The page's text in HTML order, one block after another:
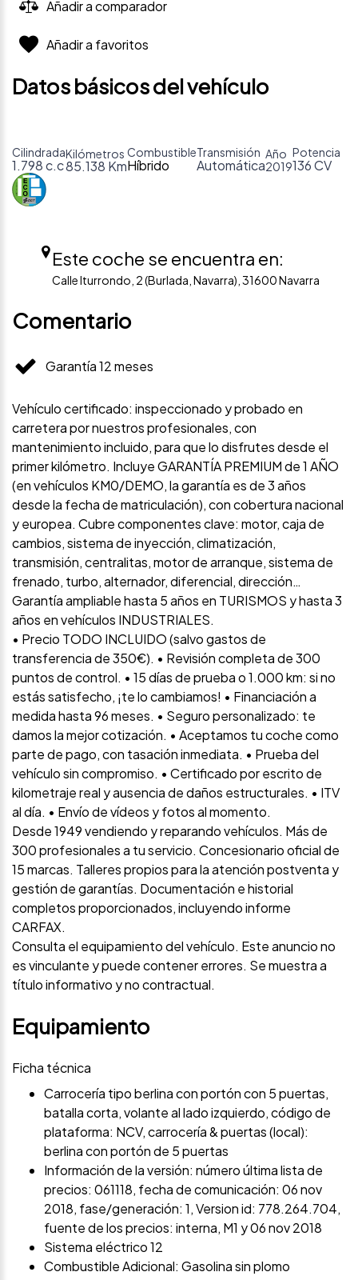
Añadir a comparador
Añadir a favoritos
Datos básicos del vehículo
Cilindrada
1.798 c.c
Kilómetros
85.138 Km
Combustible
Híbrido
Transmisión
Automática
Año
2019
Potencia
136 CV
Este coche se encuentra en:
Calle Iturrondo, 2 (Burlada, Navarra), 31600 Navarra
Comentario
Garantía 12 meses
Vehículo certificado: inspeccionado y probado en
carretera por nuestros profesionales, con
mantenimiento incluido, para que lo disfrutes desde el
primer kilómetro. Incluye GARANTÍA PREMIUM de 1 AÑO
(en vehículos KM0/DEMO, la garantía es de 3 años
desde la fecha de matriculación), con cobertura nacional
y europea. Cubre componentes clave: motor, caja de
cambios, sistema de inyección, climatización,
transmisión, centralitas, motor de arranque, sistema de
frenado, turbo, alternador, diferencial, dirección…
Garantía ampliable hasta 5 años en TURISMOS y hasta 3
años en vehículos INDUSTRIALES.
• Precio TODO INCLUIDO (salvo gastos de
transferencia de 350€). • Revisión completa de 300
puntos de control. • 15 días de prueba o 1.000 km: si no
estás satisfecho, ¡te lo cambiamos! • Financiación a
medida hasta 96 meses. • Seguro personalizado: te
damos la mejor cotización. • Aceptamos tu coche como
parte de pago, con tasación inmediata. • Prueba del
vehículo sin compromiso. • Certificado por escrito de
kilometraje real y ausencia de daños estructurales. • ITV
al día. • Envío de vídeos y fotos al momento.
Desde 1949 vendiendo y reparando vehículos. Más de
300 profesionales a tu servicio. Concesionario oficial de
15 marcas. Talleres propios para la atención postventa y
gestión de garantías. Documentación e historial
completos proporcionados, incluyendo informe
CARFAX.
Consulta el equipamiento del vehículo. Este anuncio no
es vinculante y puede contener errores. Se muestra a
título informativo y no contractual.
Equipamiento
Ficha técnica
Carrocería tipo berlina con portón con 5 puertas,
batalla corta, volante al lado izquierdo, código de
plataforma: NCV, carrocería & puertas (local):
berlina con portón de 5 puertas
Información de la versión: número última lista de
precios: 061118, fecha de comunicación: 06 nov
2018, fase/generación: 1, Version id: 778.264.704,
fuente de los precios: interna, M1 y 06 nov 2018
Sistema eléctrico 12
Combustible Adicional: Gasolina sin plomo